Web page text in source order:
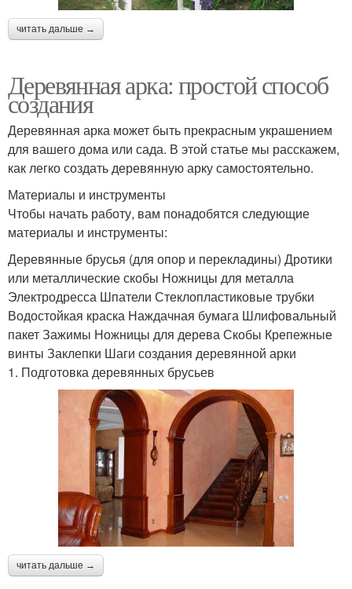
читать дальше →
Деревянная арка: простой способ
создания
Деревянная арка может быть прекрасным украшением
для вашего дома или сада. В этой статье мы расскажем,
как легко создать деревянную арку самостоятельно.
Материалы и инструменты
Чтобы начать работу, вам понадобятся следующие
материалы и инструменты:
Деревянные брусья (для опор и перекладины) Дротики
или металлические скобы Ножницы для металла
Электродресса Шпатели Стеклопластиковые трубки
Водостойкая краска Наждачная бумага Шлифовальный
пакет Зажимы Ножницы для дерева Скобы Крепежные
винты Заклепки Шаги создания деревянной арки
1. Подготовка деревянных брусьев
читать дальше →